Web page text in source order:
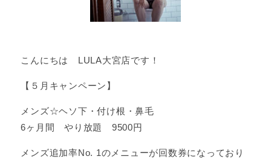
こんにちは LULA大宮店です！
【５月キャンペーン】
メンズ☆ヘソ下・付け根・鼻毛
6ヶ月間 やり放題 9500円
メンズ追加率No. 1のメニューが回数券になっており